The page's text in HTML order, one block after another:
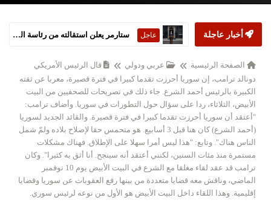
أخبار عاجلة عاجل ستارمر يعلن استقالته من رئاسة الحكومة البريطانية
الصفحة الرئيسية عربي ودولي
قال الرئيس الأمريكي
دونالد ترامب، إن سوريا أحرزت تقدما كبيرا في فترة قصيرة، معربا عن ثقته
الكبيرة بالرئيس أحمد الشرع. جاء ذلك في تصريحات للصحفيين من البيت
الأبيض، الثلاثاء، ردا على سؤال حول التطورات في سوريا. وأضاف ترامب:
"أعتقد أن سوريا أحرزت تقدما كبيرا في فترة قصيرة. والقائد الجديد لسوريا
(أحمد الشرع) كان هنا قبل 3 أسابيع. هو متحمس حقا لإصلاح بلاده ولمّ شمل
الناس هناك". وتابع: "هذا ليس أمرا سهلا على الإطلاق. فهناك مشكلات
مستمرة منذ مئات السنين، لكنني أعتقد أنه سينجح. أنا أثق به كثيرا". وكان
ترامب قد عقد لقاء مغلقا مع الشرع في البيت الأبيض يوم 10 نوفمبر
الماضي، وناقش معه قضايا متعددة من بينها رفع العقوبات عن سوريا وقضايا
إقليمية. وهذا اللقاء داخل البيت الأبيض هو الأول من نوعه لرئيس سوري.